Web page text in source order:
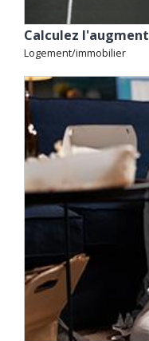
Calculez
Logement/immobilier